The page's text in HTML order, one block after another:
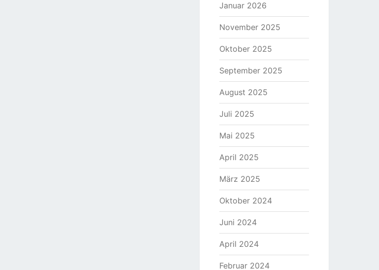
Januar 2026
November 2025
Oktober 2025
September 2025
August 2025
Juli 2025
Mai 2025
April 2025
März 2025
Oktober 2024
Juni 2024
April 2024
Februar 2024